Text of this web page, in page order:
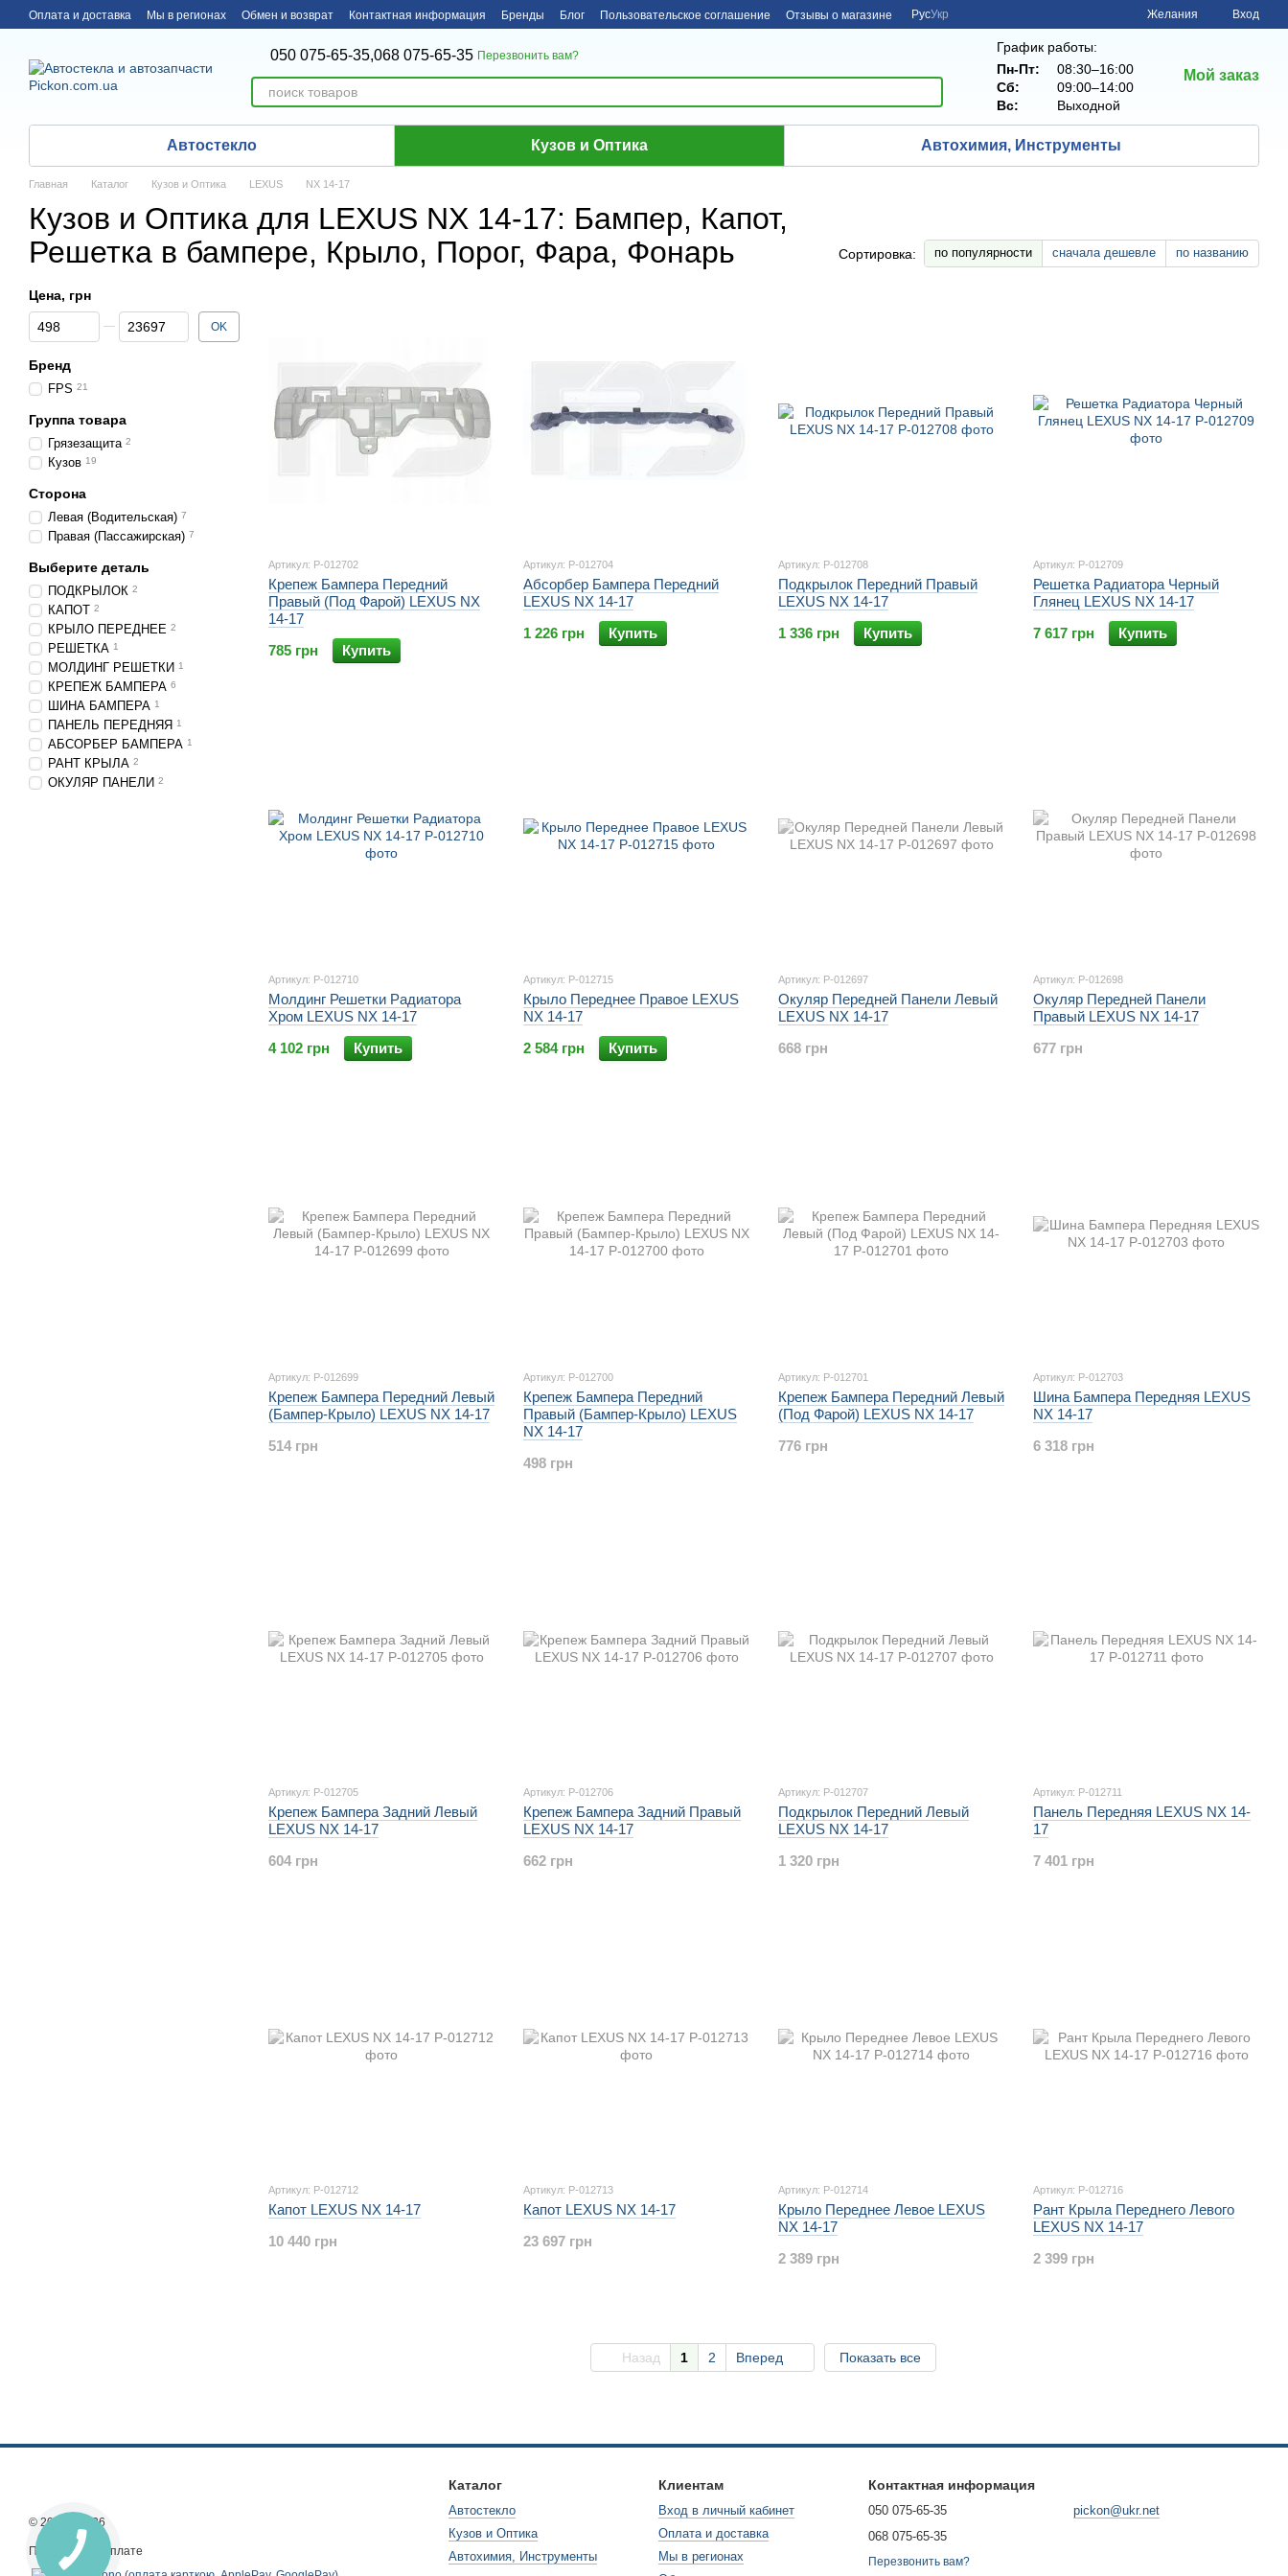
Перейти к основному контенту
Оплата и доставка Мы в регионах Обмен и возврат Контактная информация Бренды Блог Пользовательское соглашение Отзывы о магазине РусУкр Желания Вход
050 075-65-35,068 075-65-35 Перезвонить вам?
График работы:
Пн-Пт:
08:30–16:00
Сб:
09:00–14:00
Вс:
Выходной
Мой заказ
Автостекло Кузов и Оптика Автохимия, Инструменты
Главная Каталог Кузов и Оптика LEXUS NX 14-17
Кузов и Оптика для LEXUS NX 14-17: Бампер, Капот,
Решетка в бампере, Крыло, Порог, Фара, Фонарь
Сортировка: по популярности сначала дешевле по названию
Артикул: P-012702
Крепеж Бампера Передний
Правый (Под Фарой) LEXUS NX
14-17
785 грн
Купить
Артикул: P-012704
Абсорбер Бампера Передний
LEXUS NX 14-17
1 226 грн
Купить
Артикул: P-012708
Подкрылок Передний Правый
LEXUS NX 14-17
1 336 грн
Купить
Артикул: P-012709
Решетка Радиатора Черный
Глянец LEXUS NX 14-17
7 617 грн
Купить
Артикул: P-012710
Молдинг Решетки Радиатора
Хром LEXUS NX 14-17
4 102 грн
Купить
Артикул: P-012715
Крыло Переднее Правое LEXUS
NX 14-17
2 584 грн
Купить
Артикул: P-012697
Окуляр Передней Панели Левый
LEXUS NX 14-17
668 грн
Артикул: P-012698
Окуляр Передней Панели
Правый LEXUS NX 14-17
677 грн
Артикул: P-012699
Крепеж Бампера Передний Левый
(Бампер-Крыло) LEXUS NX 14-17
514 грн
Артикул: P-012700
Крепеж Бампера Передний
Правый (Бампер-Крыло) LEXUS
NX 14-17
498 грн
Артикул: P-012701
Крепеж Бампера Передний Левый
(Под Фарой) LEXUS NX 14-17
776 грн
Артикул: P-012703
Шина Бампера Передняя LEXUS
NX 14-17
6 318 грн
Артикул: P-012705
Крепеж Бампера Задний Левый
LEXUS NX 14-17
604 грн
Артикул: P-012706
Крепеж Бампера Задний Правый
LEXUS NX 14-17
662 грн
Артикул: P-012707
Подкрылок Передний Левый
LEXUS NX 14-17
1 320 грн
Артикул: P-012711
Панель Передняя LEXUS NX 14-
17
7 401 грн
Артикул: P-012712
Капот LEXUS NX 14-17
10 440 грн
Артикул: P-012713
Капот LEXUS NX 14-17
23 697 грн
Артикул: P-012714
Крыло Переднее Левое LEXUS
NX 14-17
2 389 грн
Артикул: P-012716
Рант Крыла Переднего Левого
LEXUS NX 14-17
2 399 грн
Назад 1 2 Вперед Показать все
Цена, грн
От Цена, грн
До Цена, грн OK
Бренд
FPS 21
Группа товара
Грязезащита 2
Кузов 19
Сторона
Левая (Водительская) 7
Правая (Пассажирская) 7
Выберите деталь
ПОДКРЫЛОК 2
КАПОТ 2
КРЫЛО ПЕРЕДНЕЕ 2
РЕШЕТКА 1
МОЛДИНГ РЕШЕТКИ 1
КРЕПЕЖ БАМПЕРА 6
ШИНА БАМПЕРА 1
ПАНЕЛЬ ПЕРЕДНЯЯ 1
АБСОРБЕР БАМПЕРА 1
РАНТ КРЫЛА 2
ОКУЛЯР ПАНЕЛИ 2
© 2013—2026
Принимаем к оплате
Каталог
Автостекло
Кузов и Оптика
Автохимия, Инструменты
Клиентам
Вход в личный кабинет
Оплата и доставка
Мы в регионах
Контактная информация
050 075-65-35
068 075-65-35
Перезвонить вам?
pickon@ukr.net